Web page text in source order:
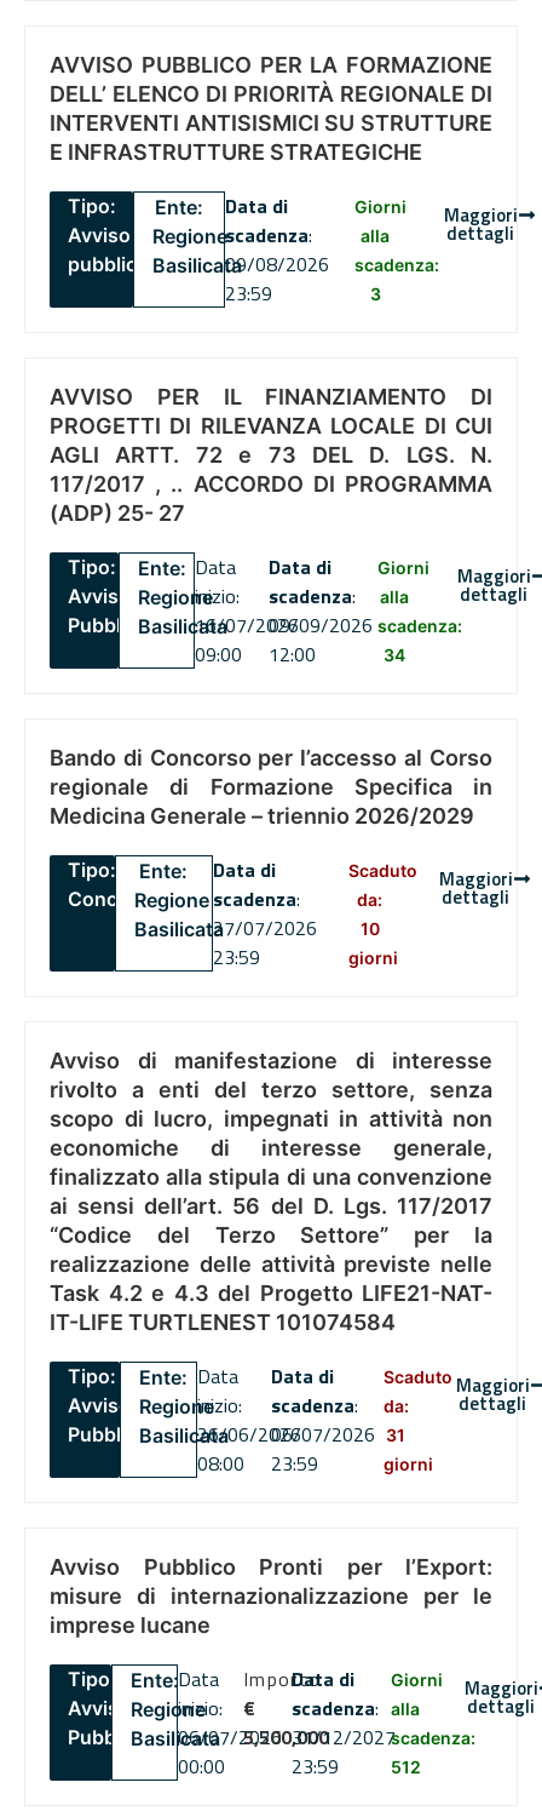
AVVISO PUBBLICO PER LA FORMAZIONE
DELL’ ELENCO DI PRIORITÀ REGIONALE DI
INTERVENTI ANTISISMICI SU STRUTTURE
E INFRASTRUTTURE STRATEGICHE
Tipo:
Avviso
pubblico
Ente:
Regione
Basilicata
Data di
scadenza:
09/08/2026
23:59
Giorni
alla
scadenza:
3
Maggiori
dettagli
AVVISO PER IL FINANZIAMENTO DI
PROGETTI DI RILEVANZA LOCALE DI CUI
AGLI ARTT. 72 e 73 DEL D. LGS. N.
117/2017 , .. ACCORDO DI PROGRAMMA
(ADP) 25- 27
Tipo:
Avviso
Pubblico
Ente:
Regione
Basilicata
Data
inizio:
16/07/2026
09:00
Data di
scadenza:
09/09/2026
12:00
Giorni
alla
scadenza:
34
Maggiori
dettagli
Bando di Concorso per l’accesso al Corso
regionale di Formazione Specifica in
Medicina Generale – triennio 2026/2029
Tipo:
Concorsi
Ente:
Regione
Basilicata
Data di
scadenza:
27/07/2026
23:59
Scaduto
da:
10
giorni
Maggiori
dettagli
Avviso di manifestazione di interesse
rivolto a enti del terzo settore, senza
scopo di lucro, impegnati in attività non
economiche di interesse generale,
finalizzato alla stipula di una convenzione
ai sensi dell’art. 56 del D. Lgs. 117/2017
“Codice del Terzo Settore” per la
realizzazione delle attività previste nelle
Task 4.2 e 4.3 del Progetto LIFE21-NAT-
IT-LIFE TURTLENEST 101074584
Tipo:
Avviso
Pubblico
Ente:
Regione
Basilicata
Data
inizio:
26/06/2026
08:00
Data di
scadenza:
06/07/2026
23:59
Scaduto
da:
31
giorni
Maggiori
dettagli
Avviso Pubblico Pronti per l’Export:
misure di internazionalizzazione per le
imprese lucane
Tipo:
Avviso
Pubblico
Ente:
Regione
Basilicata
Data
inizio:
06/07/2026
00:00
Importo
€
5,500,000
Data di
scadenza:
31/12/2027
23:59
Giorni
alla
scadenza:
512
Maggiori
dettagli